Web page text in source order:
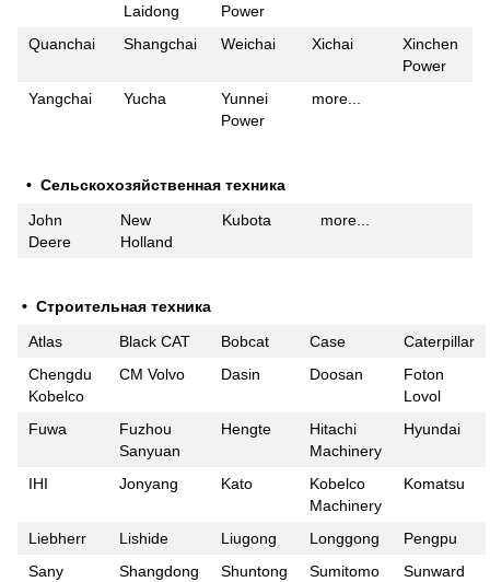
Laidong
Power
Quanchai Shangchai Weichai Xichai
Xinchen
Power
Yangchai
Yucha
Yunnei
Power
more...
• Сельскохозяйственная техника
John
Deere
New
Holland
Kubota more...
• Строительная техника
Atlas
Black CAT Bobcat Case
Caterpillar
Chengdu
Kobelco
CM Volvo Dasin Doosan
Foton
Lovol
Fuwa
Fuzhou
Sanyuan
Hengte
Hitachi
Machinery
Hyundai
IHI Jonyang Kato
Kobelco
Machinery
Komatsu
Liebherr Lishide Liugong Longgong
Pengpu
Sany
Shangdong
Shuntong Sumitomo Sunward